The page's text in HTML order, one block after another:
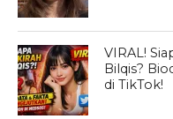
VIRAL!
Bilqis?
di TikTok!